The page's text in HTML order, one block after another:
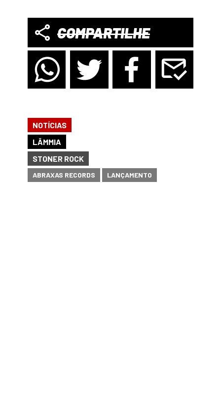
COMPARTILHE
NOTÍCIAS
LÂMMIA
STONER ROCK
ABRAXAS RECORDS LANÇAMENTO